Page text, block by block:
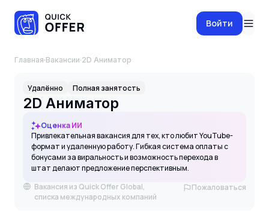
Войти
Главная·Вакансии· 2D Аниматор
Удалённо Полная занятость
2D Аниматор
Оценка ИИ
Привлекательная вакансия для тех, кто любит YouTube-
формат и удаленную работу. Гибкая система оплаты с
бонусами за виральность и возможность перехода в
штат делают предложение перспективным.
Вакансия из Quick Offer Global,
списка международных компаний
Пожаловаться